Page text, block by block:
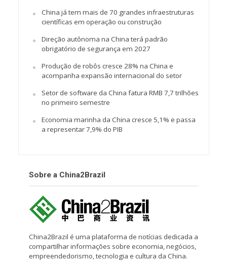
China já tem mais de 70 grandes infraestruturas
científicas em operação ou construção
Direção autônoma na China terá padrão
obrigatório de segurança em 2027
Produção de robôs cresce 28% na China e
acompanha expansão internacional do setor
Setor de software da China fatura RMB 7,7 trilhões
no primeiro semestre
Economia marinha da China cresce 5,1% e passa
a representar 7,9% do PIB
Sobre a China2Brazil
China2Brazil é uma plataforma de notícias dedicada a
compartilhar informações sobre economia, negócios,
empreendedorismo, tecnologia e cultura da China.